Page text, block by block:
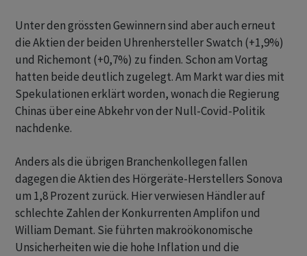
Unter den grössten Gewinnern sind aber auch erneut
die Aktien der beiden Uhrenhersteller Swatch (+1,9%)
und Richemont (+0,7%) zu finden. Schon am Vortag
hatten beide deutlich zugelegt. Am Markt war dies mit
Spekulationen erklärt worden, wonach die Regierung
Chinas über eine Abkehr von der Null-Covid-Politik
nachdenke.
Anders als die übrigen Branchenkollegen fallen
dagegen die Aktien des Hörgeräte-Herstellers Sonova
um 1,8 Prozent zurück. Hier verwiesen Händler auf
schlechte Zahlen der Konkurrenten Amplifon und
William Demant. Sie führten makroökonomische
Unsicherheiten wie die hohe Inflation und die